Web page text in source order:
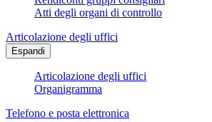
Atti degli organi di controllo
Articolazione degli uffici
Espandi
Articolazione degli uffici
Organigramma
Telefono e posta elettronica